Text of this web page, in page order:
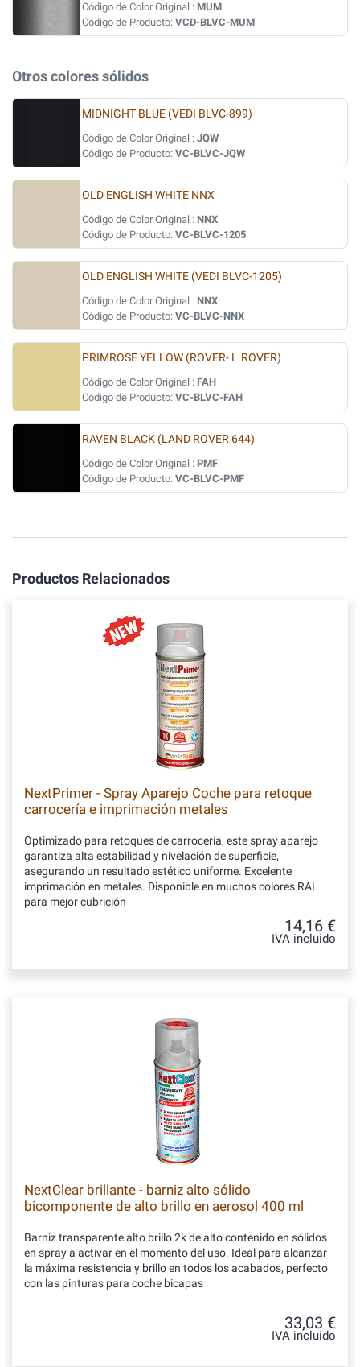
Código de Color Original : MUM
Código de Producto: VCD-BLVC-MUM
Otros colores sólidos
MIDNIGHT BLUE (VEDI BLVC-899)
Código de Color Original : JQW
Código de Producto: VC-BLVC-JQW
OLD ENGLISH WHITE NNX
Código de Color Original : NNX
Código de Producto: VC-BLVC-1205
OLD ENGLISH WHITE (VEDI BLVC-1205)
Código de Color Original : NNX
Código de Producto: VC-BLVC-NNX
PRIMROSE YELLOW (ROVER- L.ROVER)
Código de Color Original : FAH
Código de Producto: VC-BLVC-FAH
RAVEN BLACK (LAND ROVER 644)
Código de Color Original : PMF
Código de Producto: VC-BLVC-PMF
Productos Relacionados
NextPrimer - Spray Aparejo Coche para retoque
carrocería e imprimación metales
Optimizado para retoques de carrocería, este spray aparejo
garantiza alta estabilidad y nivelación de superficie,
asegurando un resultado estético uniforme. Excelente
imprimación en metales. Disponible en muchos colores RAL
para mejor cubrición
14,16 €
IVA incluido
NextClear brillante - barniz alto sólido
bicomponente de alto brillo en aerosol 400 ml
Barniz transparente alto brillo 2k de alto contenido en sólidos
en spray a activar en el momento del uso. Ideal para alcanzar
la máxima resistencia y brillo en todos los acabados, perfecto
con las pinturas para coche bicapas
33,03 €
IVA incluido